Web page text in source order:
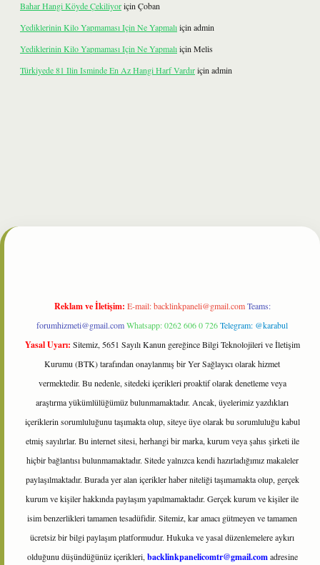
Bahar Hangi Köyde Çekiliyoriçin Çoban
Yediklerinin Kilo Yapmaması Için Ne Yapmalıiçin admin
Yediklerinin Kilo Yapmaması Için Ne Yapmalıiçin Melis
Türkiyede 81 Ilin Isminde En Az Hangi Harf Vardıriçin admin
Reklam ve İletişim: E-mail:backlinkpaneli@gmail.com Teams:
forumhizmeti@gmail.comWhatsapp: 0262 606 0 726Telegram: @karabul
Yasal Uyarı: Sitemiz, 5651 Sayılı Kanun gereğince Bilgi Teknolojileri ve İletişim
Kurumu (BTK) tarafından onaylanmış bir Yer Sağlayıcı olarak hizmet
vermektedir. Bu nedenle, sitedeki içerikleri proaktif olarak denetleme veya
araştırma yükümlülüğümüz bulunmamaktadır. Ancak, üyelerimiz yazdıkları
içeriklerin sorumluluğunu taşımakta olup, siteye üye olarak bu sorumluluğu kabul
etmiş sayılırlar. Bu internet sitesi, herhangi bir marka, kurum veya şahıs şirketi ile
hiçbir bağlantısı bulunmamaktadır. Sitede yalnızca kendi hazırladığımız makaleler
paylaşılmaktadır. Burada yer alan içerikler haber niteliği taşımamakta olup, gerçek
kurum ve kişiler hakkında paylaşım yapılmamaktadır. Gerçek kurum ve kişiler ile
isim benzerlikleri tamamen tesadüfidir. Sitemiz, kar amacı gütmeyen ve tamamen
ücretsiz bir bilgi paylaşım platformudur. Hukuka ve yasal düzenlemelere aykırı
olduğunu düşündüğünüz içerikleri, backlinkpanelicomtr@gmail.comadresine